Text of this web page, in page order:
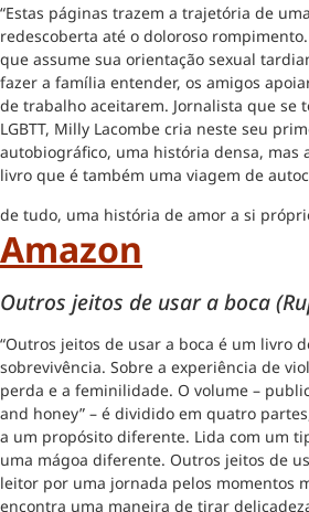
“Estas páginas trazem a trajetória de
redescoberta até o doloroso
que assume sua orientação sexual
fazer a família entender, os amigos
de trabalho aceitarem. Jornalista que se
LGBTT, Milly Lacombe cria neste seu
autobiográfico, uma história densa, mas
livro que é também uma viagem de
de tudo, uma história de amor a si
Amazon
Outros jeitos de usar a boca
“Outros jeitos de usar a boca é um livro
sobrevivência. Sobre a experiência de
perda e a feminilidade. O volume –
and honey” – é dividido em quatro
a um propósito diferente. Lida com um
uma mágoa diferente. Outros jeitos de
leitor por uma jornada pelos momentos
encontra uma maneira de tirar